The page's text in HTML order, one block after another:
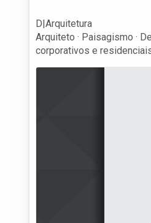
D|Arquitetura
Arquiteto · Paisagismo ·
corporativos e